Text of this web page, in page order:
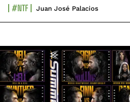
#NTF Juan José Palacios